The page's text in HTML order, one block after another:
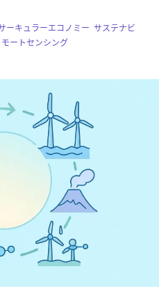
ーキュラーエコノミー ,サステナビ
モートセンシング